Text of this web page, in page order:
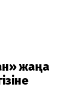
жаңа